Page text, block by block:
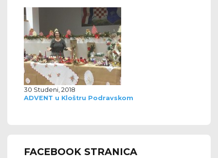
30 Studeni, 2018
ADVENT u Kloštru Podravskom
FACEBOOK STRANICA